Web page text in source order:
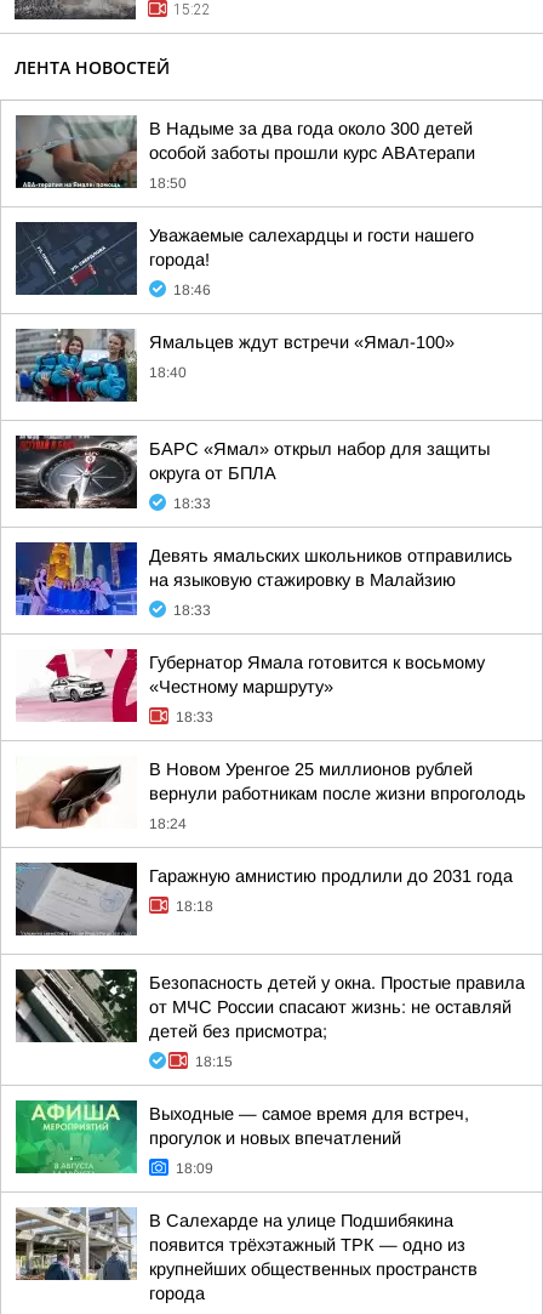
15:22
ЛЕНТА НОВОСТЕЙ
В Надыме за два года около 300 детей
особой заботы прошли курс АВАтерапи
18:50
Уважаемые салехардцы и гости нашего
города!
18:46
Ямальцев ждут встречи «Ямал-100»
18:40
БАРС «Ямал» открыл набор для защиты
округа от БПЛА
18:33
Девять ямальских школьников отправились
на языковую стажировку в Малайзию
18:33
Губернатор Ямала готовится к восьмому
«Честному маршруту»
18:33
В Новом Уренгое 25 миллионов рублей
вернули работникам после жизни впроголодь
18:24
Гаражную амнистию продлили до 2031 года
18:18
Безопасность детей у окна. Простые правила
от МЧС России спасают жизнь: не оставляй
детей без присмотра;
18:15
Выходные — самое время для встреч,
прогулок и новых впечатлений
18:09
В Салехарде на улице Подшибякина
появится трёхэтажный ТРК — одно из
крупнейших общественных пространств
города